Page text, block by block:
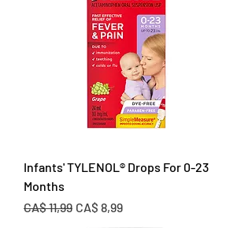
Infants' TYLENOL® Drops For 0-23
Months
Preço normal
CA$ 11,99 Preço promocional
CA$ 8,99